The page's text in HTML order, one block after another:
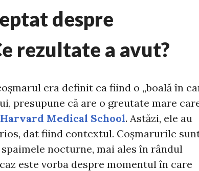
despre
rezultate a avut?
era definit ca fiind o „boală în
presupune că are o greutate mare
Harvard Medical School. Astăzi, ele au
dat fiind contextul. Coșmarurile
nocturne, mai ales în rândul
este vorba despre momentul în care